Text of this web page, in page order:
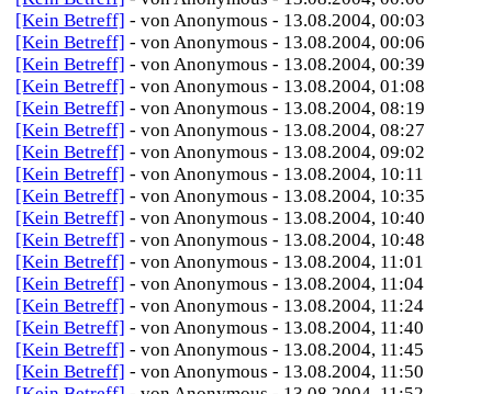
[Kein Betreff] - von Anonymous - 13.08.2004, 00:03
[Kein Betreff] - von Anonymous - 13.08.2004, 00:06
[Kein Betreff] - von Anonymous - 13.08.2004, 00:39
[Kein Betreff] - von Anonymous - 13.08.2004, 01:08
[Kein Betreff] - von Anonymous - 13.08.2004, 08:19
[Kein Betreff] - von Anonymous - 13.08.2004, 08:27
[Kein Betreff] - von Anonymous - 13.08.2004, 09:02
[Kein Betreff] - von Anonymous - 13.08.2004, 10:11
[Kein Betreff] - von Anonymous - 13.08.2004, 10:35
[Kein Betreff] - von Anonymous - 13.08.2004, 10:40
[Kein Betreff] - von Anonymous - 13.08.2004, 10:48
[Kein Betreff] - von Anonymous - 13.08.2004, 11:01
[Kein Betreff] - von Anonymous - 13.08.2004, 11:04
[Kein Betreff] - von Anonymous - 13.08.2004, 11:24
[Kein Betreff] - von Anonymous - 13.08.2004, 11:40
[Kein Betreff] - von Anonymous - 13.08.2004, 11:45
[Kein Betreff] - von Anonymous - 13.08.2004, 11:50